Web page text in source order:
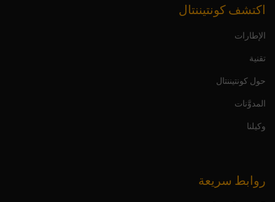
اكتشف كونتيننتال
الإطارات
تقنية
حول كونتيننتال
المدوَّنات
وكيلنا
روابط سريعة